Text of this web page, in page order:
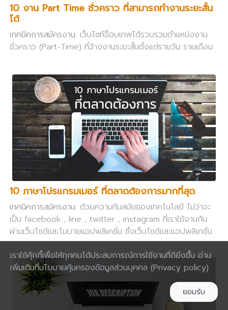
10 งาน Part Time ชั่วคราว ที่สามารถทำงานระยะสั้น
ได้
เทคนิคการสมัครงาน: เว็บไซท์จ็อบเทพได้รวบรวมตำแหน่งงาน
ชั่วคราว (Part-Time) ที่จ้างงานระยะสั้นตั้งแต่รายวัน รายเดือน
10 ภาษาโปรแกรมเมอร์ ที่ตลาดต้องการมากที่สุด
เทคนิคการสมัครงาน: ด้วยความทันสมัยของเทคโนโลยี ไม่ว่าจะ
เป็น facebook , line , twitter , instagram ที่เราใช้งานกัน
ผ่านเว็บไซต์และโมบายแอปพลิเคชั่น ซึ่งเว็บไซต์และแอปพลิเคชั่น
เหล่านี้นั้นล้วนแล้วแต่ถูกพัฒนาขึ้นมาด้วยภาษาโปรแกรม
คอมพิวเตอร์
เราใช้คุ้กกี้เพื่อให้ทุกคนได้ประสบการณ์การใช้งานที่ดียิ่งขึ้น อ่าน
เพิ่มเติมที่นโยบายคุ้มครองข้อมูลส่วนบุคคล(Privacy policy)
ยอมรับ